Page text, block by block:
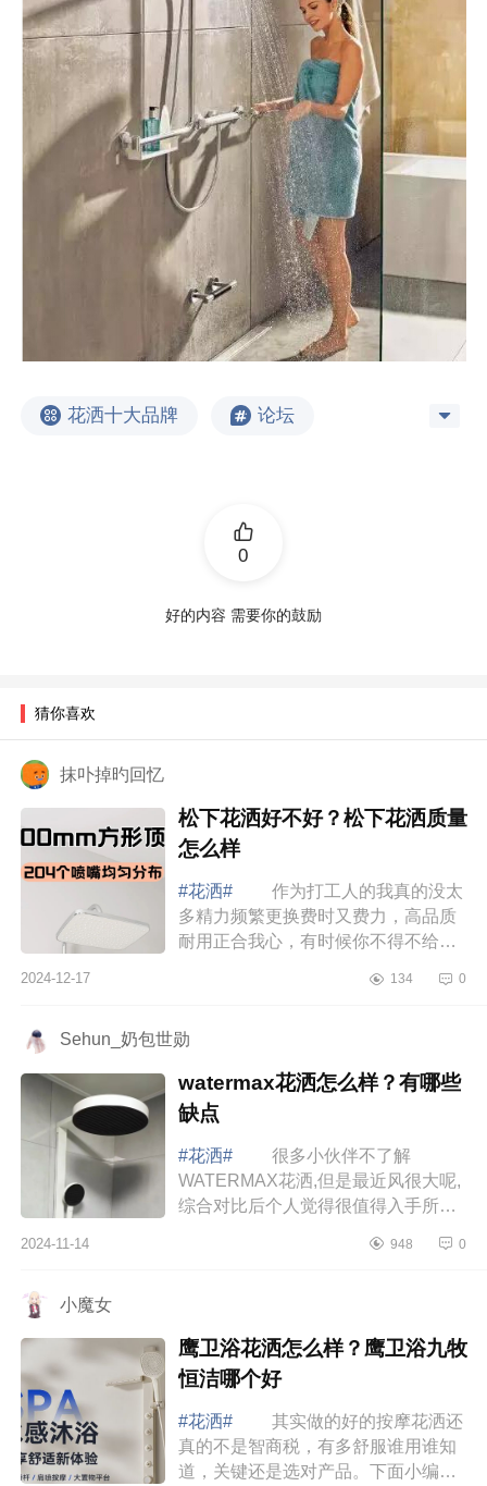
花洒十大品牌 论坛
0
好的内容 需要你的鼓励
猜你喜欢
抹卟掉旳回忆
松下花洒好不好？松下花洒质量
怎么样
#花洒#
作为打工人的我真的没太
多精力频繁更换费时又费力，高品质
耐用正合我心，有时候你不得不给松
一同被收纳规整。松下这款花洒给我
2024-12-17 134 0
Sehun_奶包世勋
watermax花洒怎么样？有哪些
缺点
#花洒#
很多小伙伴不了解
WATERMAX花洒,但是最近风很大呢,
综合对比后个人觉得很值得入手所以
watermax花洒怎么样？有哪些缺
2024-11-14 948 0
小魔女
鹰卫浴花洒怎么样？鹰卫浴九牧
恒洁哪个好
#花洒#
其实做的好的按摩花洒还
真的不是智商税，有多舒服谁用谁知
道，关键还是选对产品。下面小编为